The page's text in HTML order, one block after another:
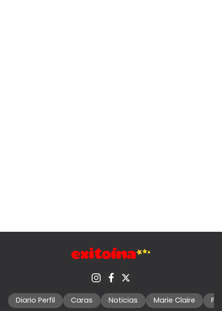
Diario Perfil Caras Noticias Marie Claire